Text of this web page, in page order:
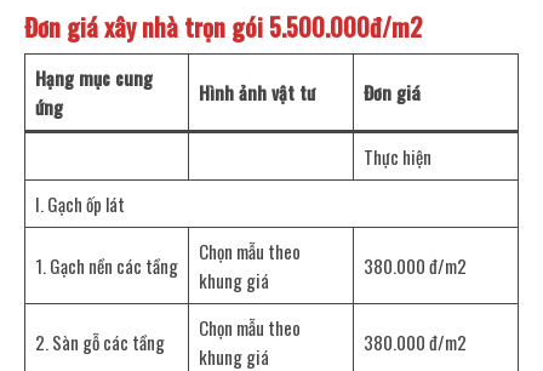
Đơn giá xây nhà trọn gói 5.500.000đ/m2
Hạng mục cung
ứng
Hình ảnh vật tư Đơn giá
Thực hiện
I. Gạch ốp lát
1. Gạch nền các tầng
Chọn mẫu theo
khung giá
380.000 đ/m2
2. Sàn gỗ các tầng
Chọn mẫu theo
khung giá
380.000 đ/m2